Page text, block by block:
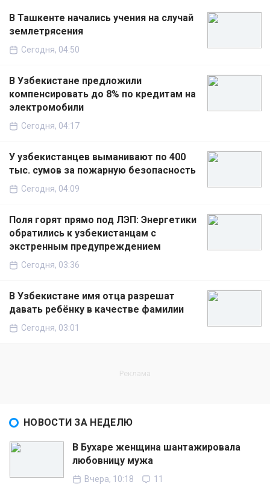
В Ташкенте начались учения на случай
землетрясения
Сегодня, 04:50
В Узбекистане предложили
компенсировать до 8% по кредитам на
электромобили
Сегодня, 04:17
У узбекистанцев выманивают по 400
тыс. сумов за пожарную безопасность
Сегодня, 04:09
Поля горят прямо под ЛЭП: Энергетики
обратились к узбекистанцам с
экстренным предупреждением
Сегодня, 03:36
В Узбекистане имя отца разрешат
давать ребёнку в качестве фамилии
Сегодня, 03:01
НОВОСТИ ЗА НЕДЕЛЮ
В Бухаре женщина шантажировала
любовницу мужа
Вчера, 10:18 11